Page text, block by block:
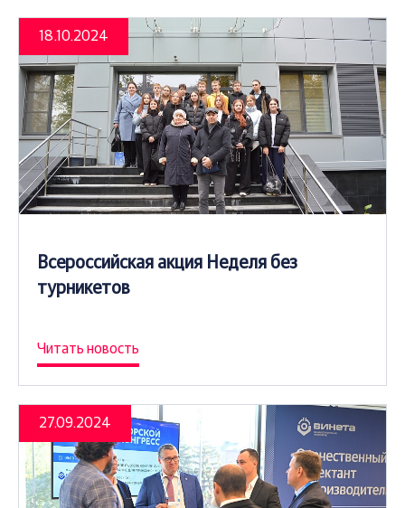
18.10.2024
Всероссийская акция Неделя без
турникетов
Читать новость
27.09.2024